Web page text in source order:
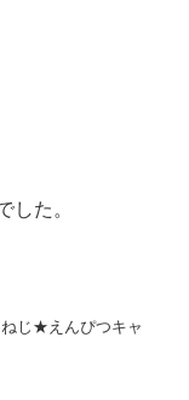
した。
じ★えんぴつキャ